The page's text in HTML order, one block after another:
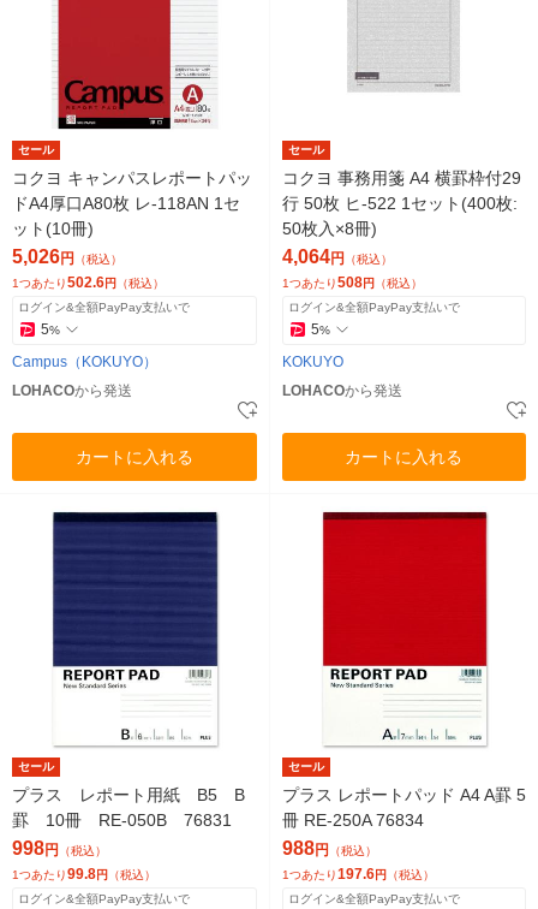
セール
コクヨ キャンパスレポートパッ
ドA4厚口A80枚 レ-118AN 1セ
ット(10冊)
5,026円
（税込）
1つあたり502.6円 （税込）
ログイン&全額PayPay支払いで
5%
Campus（KOKUYO）
LOHACOから発送
カートに入れる
セール
コクヨ 事務用箋 A4 横罫枠付29
行 50枚 ヒ-522 1セット(400枚:
50枚入×8冊)
4,064円
（税込）
1つあたり508円 （税込）
ログイン&全額PayPay支払いで
5%
KOKUYO
LOHACOから発送
カートに入れる
セール
プラス レポート用紙 B5 B
罫 10冊 RE-050B 76831
998円 （税込）
1つあたり99.8円 （税込）
ログイン&全額PayPay支払いで
セール
プラス レポートパッド A4 A罫 5
冊 RE-250A 76834
988円 （税込）
1つあたり197.6円 （税込）
ログイン&全額PayPay支払いで